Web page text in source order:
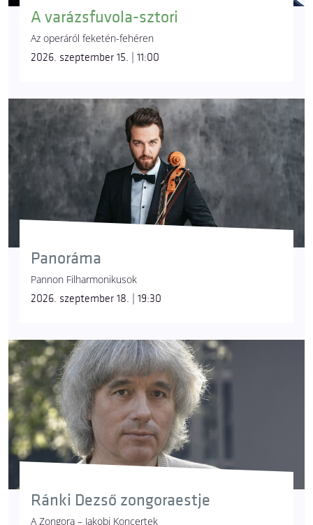
A varázsfuvola-sztori
Az operáról feketén-fehéren
2026. szeptember 15. | 11:00
Panoráma
Pannon Filharmonikusok
2026. szeptember 18. | 19:30
Ránki Dezső zongoraestje
A Zongora – Jakobi Koncertek